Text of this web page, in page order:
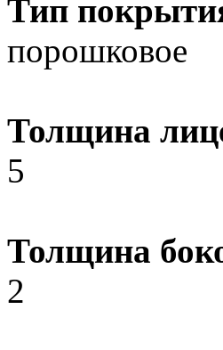
Тип
порошковое
Толщина
5
Толщина
2